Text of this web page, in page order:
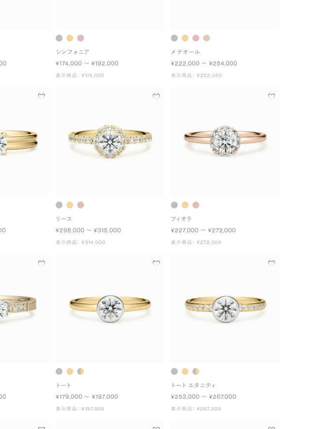
シンフォニア
¥174,000 〜 ¥192,000
表示商品： ¥174,000
メテオール
¥222,000 〜 ¥254,000
表示商品： ¥222,000
リース
¥298,000 〜 ¥315,000
表示商品： ¥314,000
フィオラ
¥227,000 〜 ¥272,000
表示商品： ¥272,000
トート
¥179,000 〜 ¥197,000
表示商品： ¥197,000
トート エタニティ
¥253,000 〜 ¥267,000
表示商品： ¥267,000